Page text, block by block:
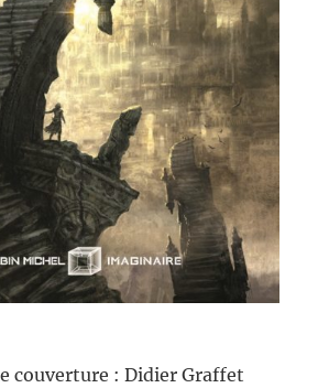
couverture : Didier Graffet